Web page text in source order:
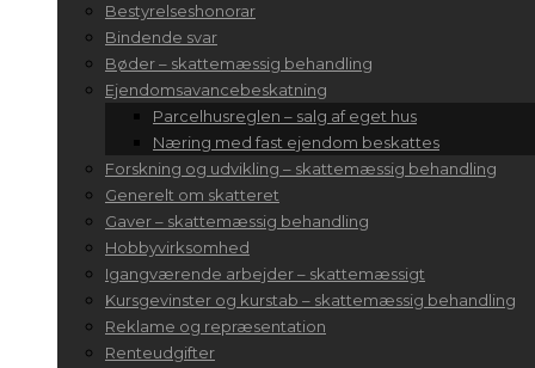
Bestyrelseshonorar
Bindende svar
Bøder – skattemæssig behandling
Ejendomsavancebeskatning
Parcelhusreglen – salg af eget hus
Næring med fast ejendom beskattes
Forskning og udvikling – skattemæssig behandling
Generelt om skatteret
Gaver – skattemæssig behandling
Hobbyvirksomhed
Igangværende arbejder – skattemæssigt
Kursgevinster og kurstab – skattemæssig behandling
Reklame og repræsentation
Renteudgifter